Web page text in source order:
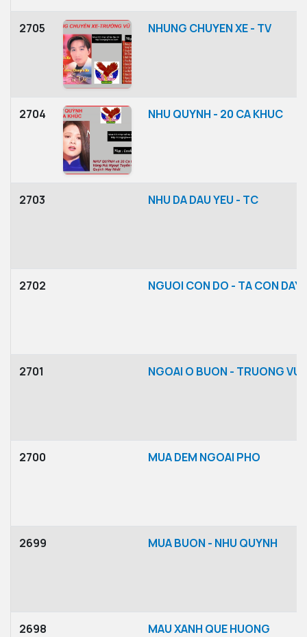
2705 NHUNG CHUYEN XE - TV
2704 NHU QUYNH - 20 CA KHUC
2703 NHU DA DAU YEU - TC
2702 NGUOI CON DO - TA CON DAY
2701 NGOAI O BUON - TRUONG VU
2700 MUA DEM NGOAI PHO
2699 MUA BUON - NHU QUYNH
2698 MAU XANH QUE HUONG